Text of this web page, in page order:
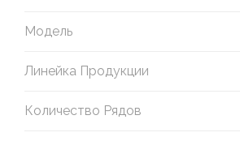
Модель
Линейка Продукции
Количество Рядов